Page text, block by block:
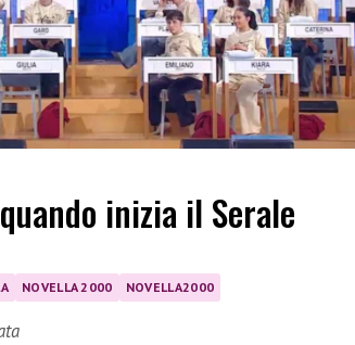
inizia il Serale
NOVELLA 2000 NOVELLA2000